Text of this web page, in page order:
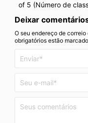
of 5 (Número de
Deixar
O seu endereço de
obrigatórios estão